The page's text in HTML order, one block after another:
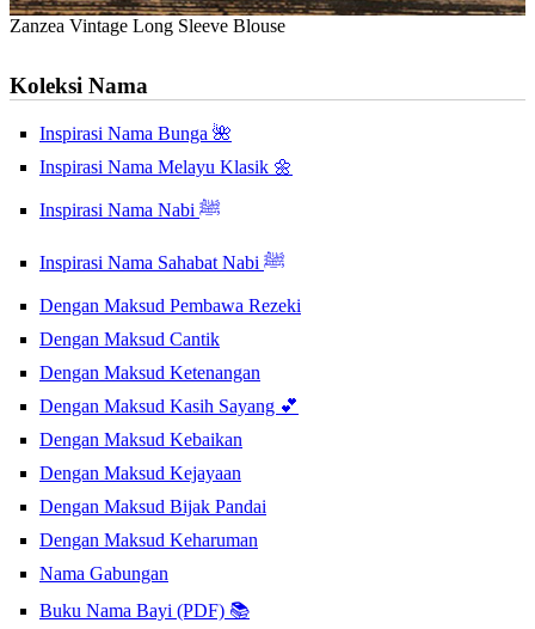
Zanzea Vintage Long Sleeve Blouse
Koleksi Nama
Inspirasi Nama Bunga 🌺
Inspirasi Nama Melayu Klasik 🌼
Inspirasi Nama Nabi ﷺ
Inspirasi Nama Sahabat Nabi ﷺ
Dengan Maksud Pembawa Rezeki
Dengan Maksud Cantik
Dengan Maksud Ketenangan
Dengan Maksud Kasih Sayang 💕
Dengan Maksud Kebaikan
Dengan Maksud Kejayaan
Dengan Maksud Bijak Pandai
Dengan Maksud Keharuman
Nama Gabungan
Buku Nama Bayi (PDF) 📚